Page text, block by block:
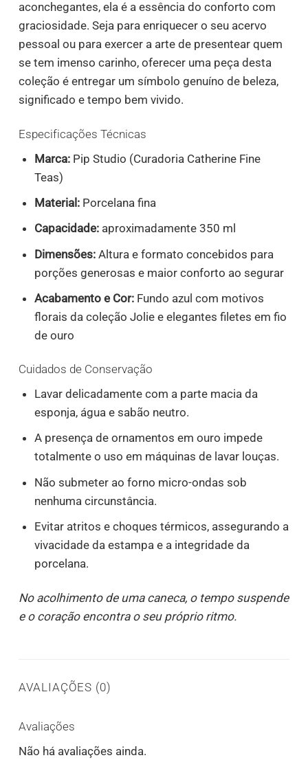
aconchegantes, ela é a essência do conforto com
graciosidade. Seja para enriquecer o seu acervo
pessoal ou para exercer a arte de presentear quem
se tem imenso carinho, oferecer uma peça desta
coleção é entregar um símbolo genuíno de beleza,
significado e tempo bem vivido.
Especificações Técnicas
Marca:Pip Studio (Curadoria Catherine Fine
Teas)
Material:Porcelana fina
Capacidade:aproximadamente 350 ml
Dimensões:Altura e formato concebidos para
porções generosas e maior conforto ao segurar
Acabamento e Cor:Fundo azul com motivos
florais da coleção Jolie e elegantes filetes em fio
de ouro
Cuidados de Conservação
Lavar delicadamente com a parte macia da
esponja, água e sabão neutro.
A presença de ornamentos em ouro impede
totalmente o uso em máquinas de lavar louças.
Não submeter ao forno micro-ondas sob
nenhuma circunstância.
Evitar atritos e choques térmicos, assegurando a
vivacidade da estampa e a integridade da
porcelana.
No acolhimento de uma caneca, o tempo suspende
e o coração encontra o seu próprio ritmo.
AVALIAÇÕES (0)
Avaliações
Não há avaliações ainda.